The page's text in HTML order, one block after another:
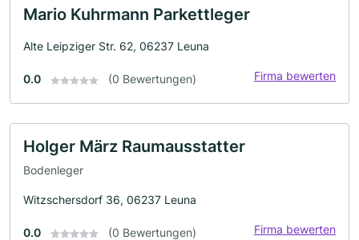
Mario Kuhrmann Parkettleger
Alte Leipziger Str. 62, 06237 Leuna
0.0 (0 Bewertungen) Firma bewerten
Holger März Raumausstatter
Bodenleger
Witzschersdorf 36, 06237 Leuna
0.0 (0 Bewertungen) Firma bewerten